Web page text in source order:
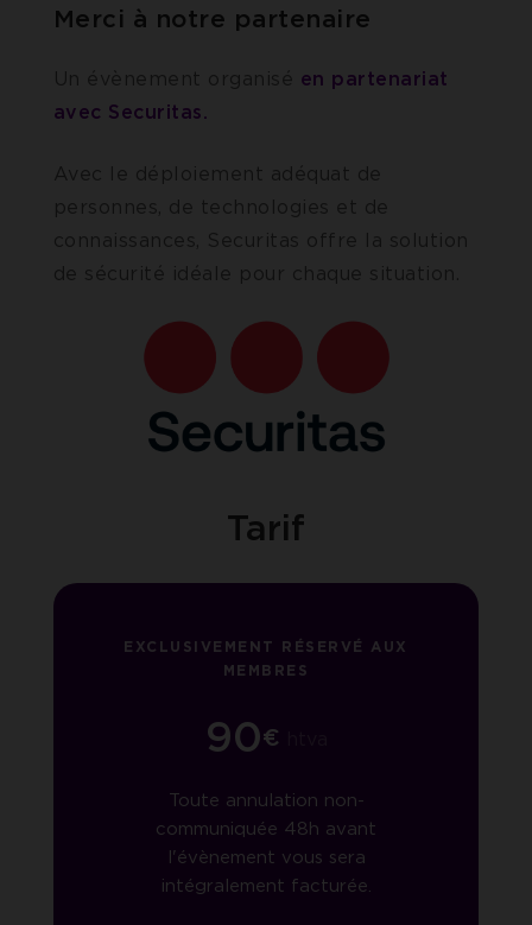
Merci à notre partenaire
Un évènement organisé en partenariat
avec Securitas.
Avec le déploiement adéquat de
personnes, de technologies et de
connaissances, Securitas offre la solution
de sécurité idéale pour chaque situation.
Tarif
EXCLUSIVEMENT RÉSERVÉ AUX
MEMBRES
90€
Toute annulation non-
communiquée 48h avant
l'évènement vous sera
intégralement facturée.